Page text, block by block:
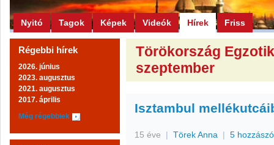
Nyitó Tagok Képek Videók Hírek Friss
Régebbi hírek
2026. június
2023. augusztus
2021. augusztus
2017. április
Még régebbiek
Törökország
szeptember
Isztambul
15 éve | Törek Anna | 5